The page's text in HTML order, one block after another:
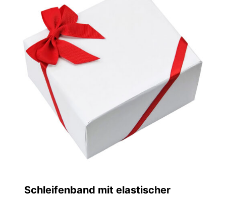
Schleifenband mit elastischer